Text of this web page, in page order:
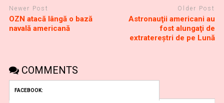
Newer Post
OZN atacă lângă o bază
navală americană
Older Post
Astronauţii americani au
fost alungaţi de
extratereştri de pe Lună
COMMENTS
FACEBOOK: